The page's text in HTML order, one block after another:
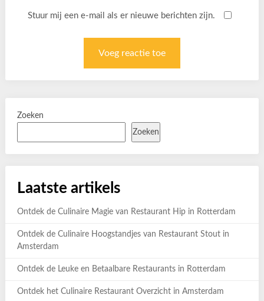
Stuur mij een e-mail als er nieuwe berichten zijn.
Zoeken
Zoeken
Laatste artikels
Ontdek de Culinaire Magie van Restaurant Hip in Rotterdam
Ontdek de Culinaire Hoogstandjes van Restaurant Stout in
Amsterdam
Ontdek de Leuke en Betaalbare Restaurants in Rotterdam
Ontdek het Culinaire Restaurant Overzicht in Amsterdam